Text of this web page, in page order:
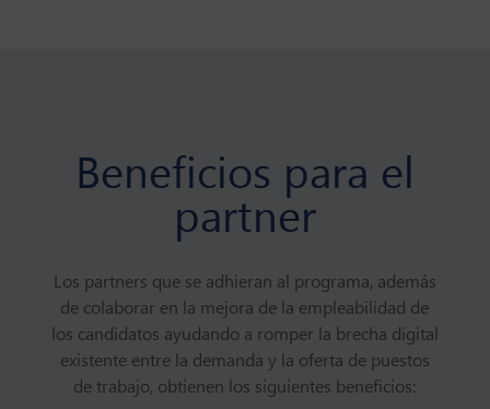
Beneficios para el
partner
Los partners que se adhieran al programa, además
de colaborar en la mejora de la empleabilidad de
los candidatos ayudando a romper la brecha digital
existente entre la demanda y la oferta de puestos
de trabajo, obtienen los siguientes beneficios: